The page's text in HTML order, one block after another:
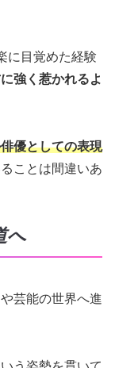
に目覚めた経験
強く惹かれるよ
優としての表現
ことは間違いあ
へ
芸能の世界へ進